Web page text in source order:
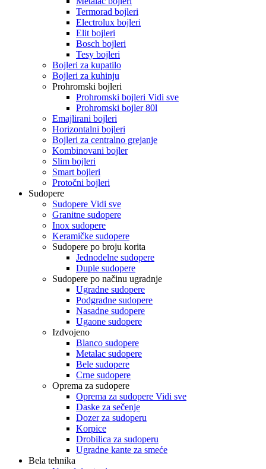
Termorad bojleri
Electrolux bojleri
Elit bojleri
Bosch bojleri
Tesy bojleri
Bojleri za kupatilo
Bojleri za kuhinju
Prohromski bojleri
Prohromski bojleri Vidi sve
Prohromski bojler 80l
Emajlirani bojleri
Horizontalni bojleri
Bojleri za centralno grejanje
Kombinovani bojler
Slim bojleri
Smart bojleri
Protočni bojleri
Sudopere
Sudopere Vidi sve
Granitne sudopere
Inox sudopere
Keramičke sudopere
Sudopere po broju korita
Jednodelne sudopere
Duple sudopere
Sudopere po načinu ugradnje
Ugradne sudopere
Podgradne sudopere
Nasadne sudopere
Ugaone sudopere
Izdvojeno
Blanco sudopere
Metalac sudopere
Bele sudopere
Crne sudopere
Oprema za sudopere
Oprema za sudopere Vidi sve
Daske za sečenje
Dozer za sudoperu
Korpice
Drobilica za sudoperu
Ugradne kante za smeće
Bela tehnika